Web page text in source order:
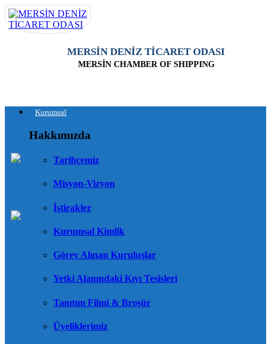
MERSİN DENİZ TİCARET ODASI
MERSİN CHAMBER OF SHIPPING
Kurumsal
Hakkımızda
Tarihçemiz
Misyon-Vizyon
İştirakler
Kurumsal Kimlik
Görev Alınan Kuruluşlar
Yetki Alanındaki Kıyı Tesisleri
Tanıtım Filmi & Broşür
Üyeliklerimiz